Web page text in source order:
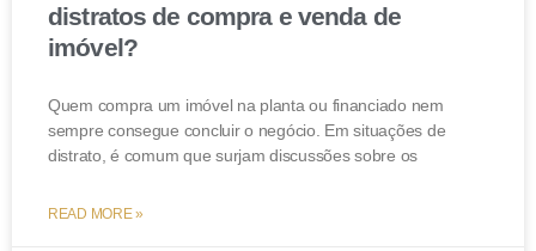
distratos de compra e venda de
imóvel?
Quem compra um imóvel na planta ou financiado nem
sempre consegue concluir o negócio. Em situações de
distrato, é comum que surjam discussões sobre os
READ MORE »